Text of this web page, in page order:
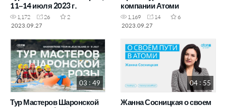
11–14 июля 2023 г.
1,172 26
2
2023.09.27
компании Атоми
1,169 14
6
2023.09.27
03 : 49
Тур Мастеров Шаронской
04 : 55
Жанна Сосницкая о своем